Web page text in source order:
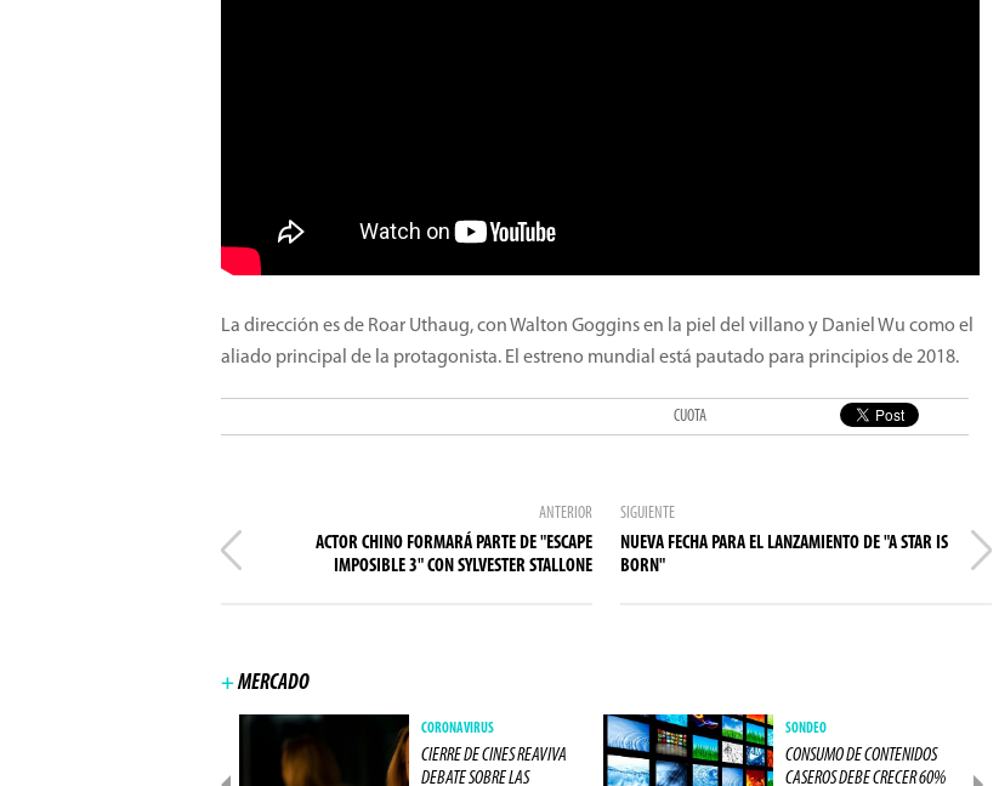
La dirección es de Roar Uthaug, con Walton Goggins en la piel del villano y Daniel Wu como el
aliado principal de la protagonista. El estreno mundial está pautado para principios de 2018.
CUOTA
ANTERIOR
ACTOR CHINO FORMARÁ PARTE DE "ESCAPE
IMPOSIBLE 3" CON SYLVESTER STALLONE
SIGUIENTE
NUEVA FECHA PARA EL LANZAMIENTO DE "A STAR IS
BORN"
+MERCADO
CORONAVIRUS
CIERRE DE CINES REAVIVA
DEBATE SOBRE LAS
SONDEO
CONSUMO DE CONTENIDOS
CASEROS DEBE CRECER 60%